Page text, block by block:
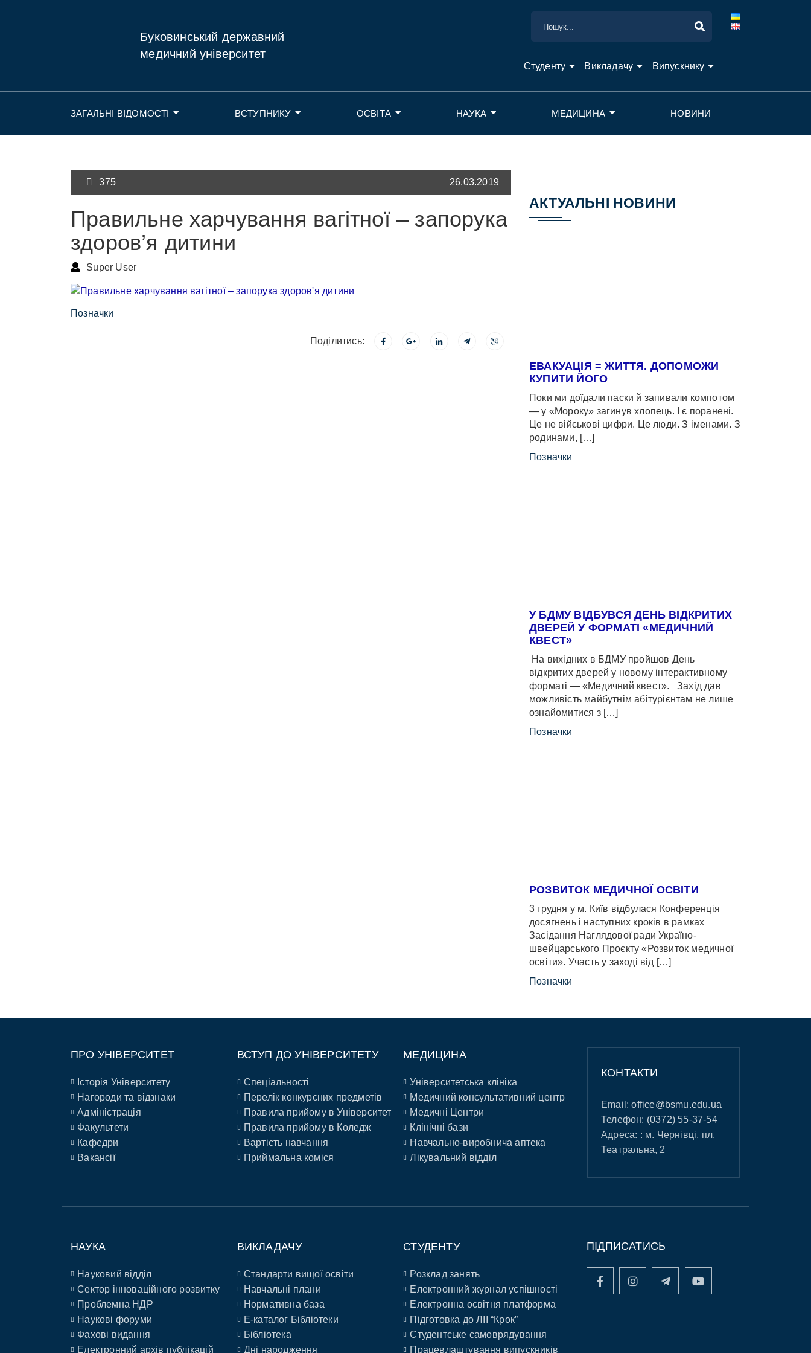
Буковинський державний
медичний університет
Студенту Викладачу Випускнику
ЗАГАЛЬНІ ВІДОМОСТІ ВСТУПНИКУ ОСВІТА НАУКА МЕДИЦИНА НОВИНИ
375 26.03.2019
Правильне харчування вагітної – запорука
здоров’я дитини
Super User
Позначки
Поділитись:
АКТУАЛЬНІ НОВИНИ
ЕВАКУАЦІЯ = ЖИТТЯ. ДОПОМОЖИ
КУПИТИ ЙОГО
Поки ми доїдали паски й запивали компотом
— у «Мороку» загинув хлопець. І є поранені.
Це не військові цифри. Це люди. З іменами. З
родинами, […]
Позначки
У БДМУ ВІДБУВСЯ ДЕНЬ ВІДКРИТИХ
ДВЕРЕЙ У ФОРМАТІ «МЕДИЧНИЙ
КВЕСТ»
На вихідних в БДМУ пройшов День
відкритих дверей у новому інтерактивному
форматі — «Медичний квест». Захід дав
можливість майбутнім абітурієнтам не лише
ознайомитися з […]
Позначки
РОЗВИТОК МЕДИЧНОЇ ОСВІТИ
3 грудня у м. Київ відбулася Конференція
досягнень і наступних кроків в рамках
Засідання Наглядової ради Україно-
швейцарського Проєкту «Розвиток медичної
освіти». Участь у заході від […]
Позначки
ПРО УНІВЕРСИТЕТ
Історія Університету
Нагороди та відзнаки
Адміністрація
Факультети
Кафедри
Вакансії
ВСТУП ДО УНІВЕРСИТЕТУ
Спеціальності
Перелік конкурсних предметів
Правила прийому в Університет
Правила прийому в Коледж
Вартість навчання
Приймальна коміся
МЕДИЦИНА
Університетська клініка
Медичний консультативний центр
Медичні Центри
Клінічні бази
Навчально-виробнича аптека
Лікувальний відділ
КОНТАКТИ
Email:office@bsmu.edu.ua
Телефон: (0372) 55-37-54
Адреса: : м. Чернівці, пл.
Театральна, 2
НАУКА
Науковий відділ
Сектор інноваційного розвитку
Проблемна НДР
Наукові форуми
Фахові видання
Електронний архів публікацій
ВИКЛАДАЧУ
Стандарти вищої освіти
Навчальні плани
Нормативна база
E-каталог Бібліотеки
Бібліотека
Дні народження
СТУДЕНТУ
Розклад занять
Електронний журнал успішності
Електронна освітня платформа
Підготовка до ЛІІ “Крок”
Студентське самоврядування
Працевлаштування випускників
ПІДПИСАТИСЬ